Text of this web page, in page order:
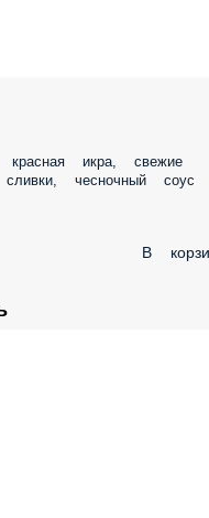
красная икра, свежие
сливки, чесночный соус
В